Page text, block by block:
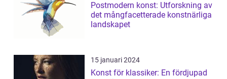
Postmodern konst: Utforskning av
det mångfacetterade konstnärliga
landskapet
15 januari 2024
Konst för klassiker: En fördjupad